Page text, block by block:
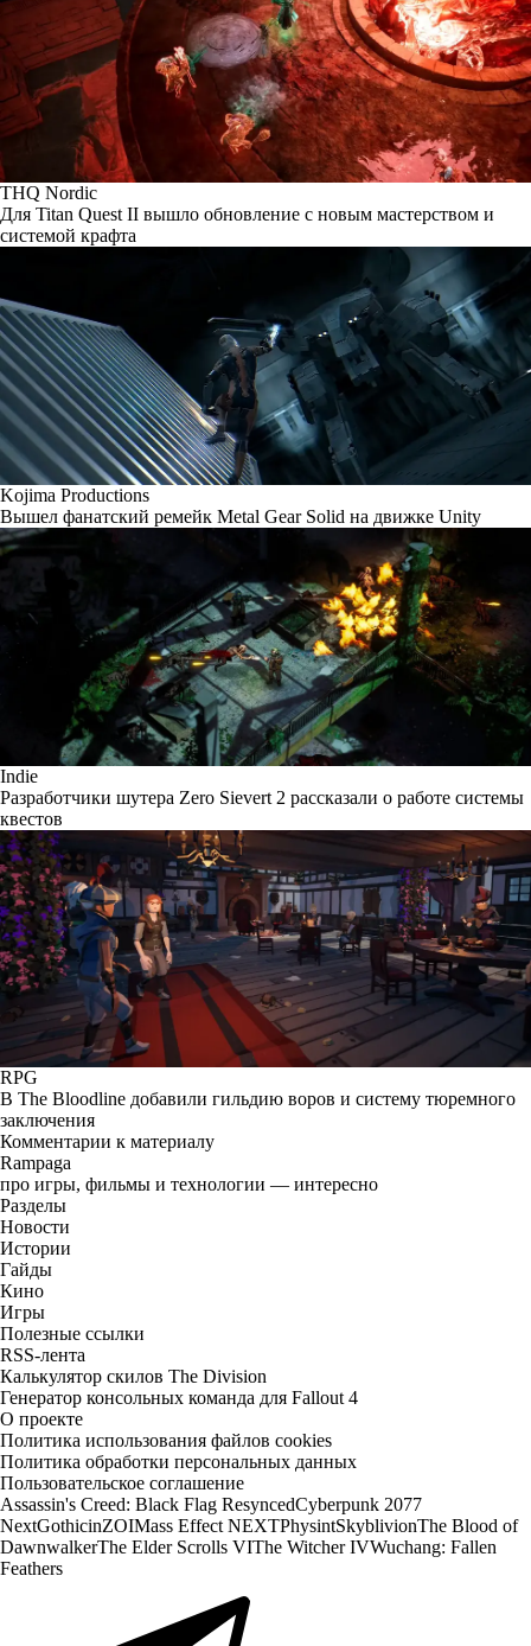
THQ Nordic
Для Titan Quest II вышло обновление с новым мастерством и
системой крафта
Kojima Productions
Вышел фанатский ремейк Metal Gear Solid на движке Unity
Indie
Разработчики шутера Zero Sievert 2 рассказали о работе системы
квестов
RPG
В The Bloodline добавили гильдию воров и систему тюремного
заключения
Комментарии к материалу
Rampaga
про игры, фильмы и технологии — интересно
Разделы
Новости
Истории
Гайды
Кино
Игры
Полезные ссылки
RSS-лента
Калькулятор скилов The Division
Генератор консольных команда для Fallout 4
О проекте
Политика использования файлов cookies
Политика обработки персональных данных
Пользовательское соглашение
Assassin's Creed: Black Flag ResyncedCyberpunk 2077
NextGothicinZOIMass Effect NEXTPhysintSkyblivionThe Blood of
DawnwalkerThe Elder Scrolls VIThe Witcher IVWuchang: Fallen
Feathers